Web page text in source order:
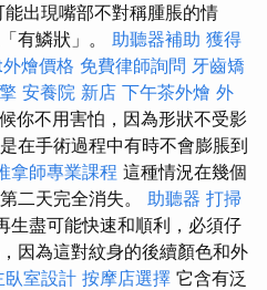
出現嘴部不對稱腫脹的情
有鱗狀」。 助聽器補助 獲得
燴價格 免費律師詢問 牙齒矯
安養院 新店 下午茶外燴 外
你不用害怕，因為形狀不受影
在手術過程中有時不會膨脹到
拿師專業課程 這種情況在幾個
二天完全消失。 助聽器 打掃
生盡可能快速和順利，必須仔
因為這對紋身的後續顏色和外
臥室設計 按摩店選擇 它含有泛